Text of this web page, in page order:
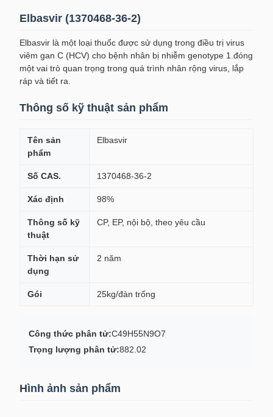
Elbasvir (1370468-36-2)
Elbasvir là một loại thuốc được sử dụng trong điều trị virus
viêm gan C (HCV) cho bệnh nhân bị nhiễm genotype 1.đóng
một vai trò quan trọng trong quá trình nhân rộng virus, lắp
ráp và tiết ra.
Thông số kỹ thuật sản phẩm
Tên sản
phẩm
Elbasvir
Số CAS. 1370468-36-2
Xác định 98%
Thông số kỹ
thuật
CP, EP, nội bộ, theo yêu cầu
Thời hạn sử
dụng
2 năm
Gói 25kg/đàn trống
Công thức phân tử:C49H55N9O7
Trọng lượng phân tử:882.02
Hình ảnh sản phẩm